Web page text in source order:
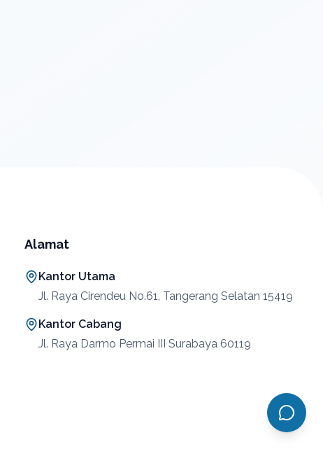
Alamat
Kantor Utama
Jl. Raya Cirendeu No.61, Tangerang Selatan 15419
Kantor Cabang
Jl. Raya Darmo Permai III Surabaya 60119